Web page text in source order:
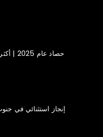
إنجاز استثنائي في